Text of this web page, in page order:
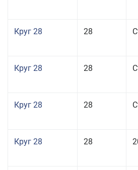
Круг 28 28
Круг 28 28
Круг 28 28
Круг 28 28